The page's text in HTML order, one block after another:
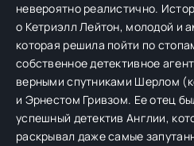
невероятно реалистично.
о Кетриэлл Лейтон, молодой и
которая решила пойти по
собственное детективное
верными спутниками Шерлом
и Эрнестом Гривзом. Ее отец
успешный детектив Англии,
раскрывал даже самые